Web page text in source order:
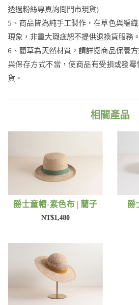
透過粉絲專頁詢問門市現貨)
5、商品皆為純手工製作，在草色與編
現象，非重大瑕疵恕不提供退換貨服務。
6、藺草為天然材質，請詳閱商品保養
與保存方式不當，使商品有受損或發
貨。
相關產品
爵士童帽-素色布 | 藺子
NT$1,480
爵